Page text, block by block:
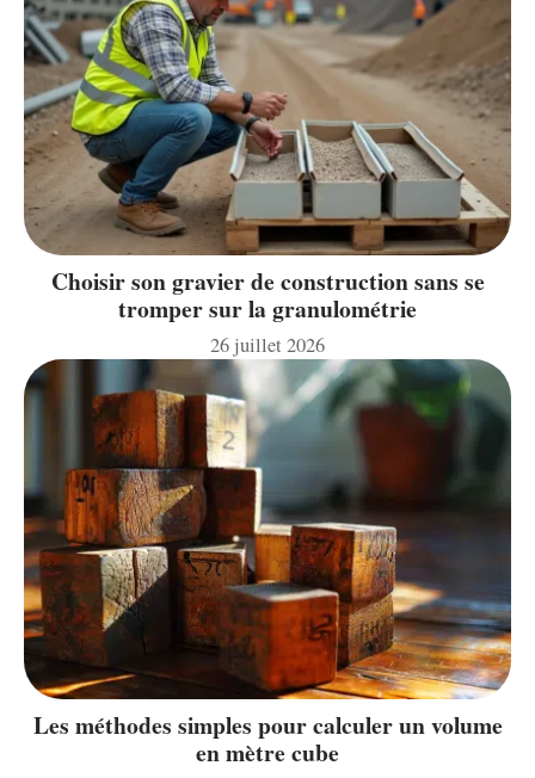
Choisir son gravier de construction sans se
tromper sur la granulométrie
26 juillet 2026
Les méthodes simples pour calculer un volume
en mètre cube